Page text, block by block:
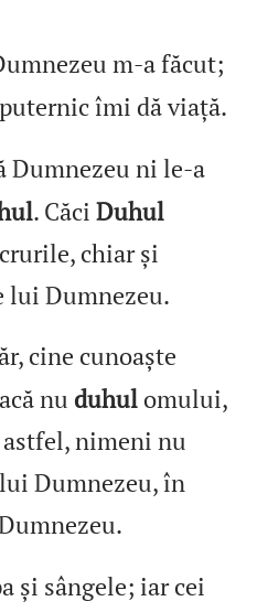
m‑a făcut;
îmi dă viață.
Dumnezeu ni le‑a
. CăciDuhul
chiar și
lui Dumnezeu.
cine cunoaște
nu duhul omului,
astfel, nimeni nu
Dumnezeu, în
și sângele; iar cei